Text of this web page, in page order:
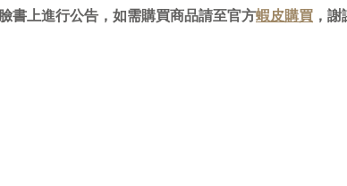
書上進行公告，如需購買商品請至官方蝦皮購買 ，